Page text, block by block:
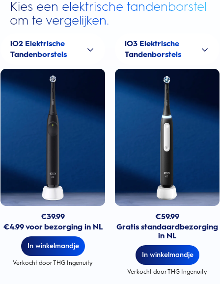
Kies een elektrische tandenborstel
om te vergelijken.
iO2 Elektrische
Tandenborstels
€39.99
€4.99 voor bezorging in NL
In winkelmandje
Verkocht door THG Ingenuity
iO3 Elektrische
Tandenborstels
€59.99
Gratis standaardbezorging
in NL
In winkelmandje
Verkocht door THG Ingenuity